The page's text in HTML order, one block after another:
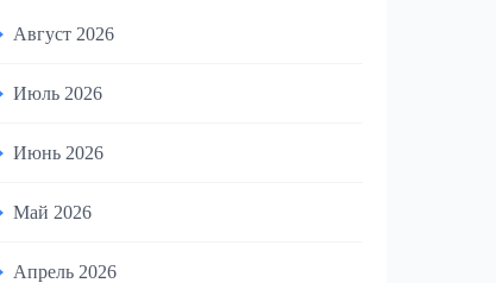
Август 2026
Июль 2026
Июнь 2026
Май 2026
Апрель 2026